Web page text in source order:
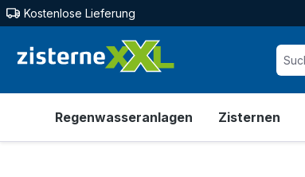
Zur Hauptnavigation springen
Kostenlose Lieferung
Regenwasseranlagen Zisternen